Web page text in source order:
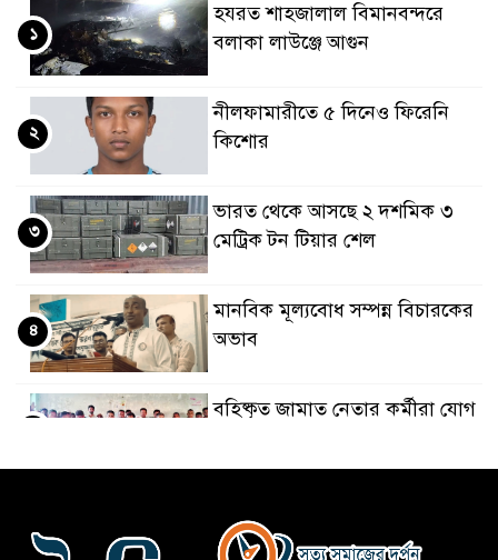
হযরত শাহজালাল বিমানবন্দরে
বলাকা লাউঞ্জে আগুন
১
নীলফামারীতে ৫ দিনেও ফিরেনি
কিশোর
২
ভারত থেকে আসছে ২ দশমিক ৩
মেট্রিক টন টিয়ার শেল
৩
মানবিক মূল্যবোধ সম্পন্ন বিচারকের
অভাব
৪
বহিষ্কৃত জামাত নেতার কর্মীরা যোগ
৬